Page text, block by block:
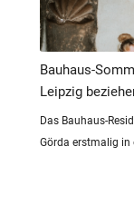
Bauhaus-
Leipzig
Das Bauhaus-
Görda erstmalig in